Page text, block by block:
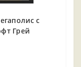
с
Грей